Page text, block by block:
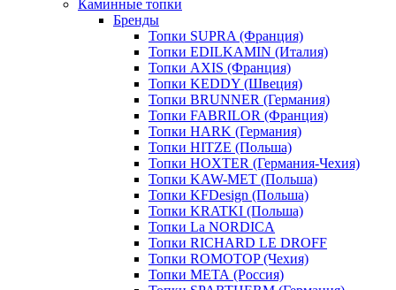
Каминные топки
Бренды
Топки SUPRA (Франция)
Топки EDILKAMIN (Италия)
Топки AXIS (Франция)
Топки KEDDY (Швеция)
Топки BRUNNER (Германия)
Топки FABRILOR (Франция)
Топки HARK (Германия)
Топки HITZE (Польша)
Топки HOXTER (Германия-Чехия)
Топки KAW-MET (Польша)
Топки KFDesign (Польша)
Топки KRATKI (Польша)
Топки La NORDICA
Топки RICHARD LE DROFF
Топки ROMOTOP (Чехия)
Топки МЕТА (Россия)